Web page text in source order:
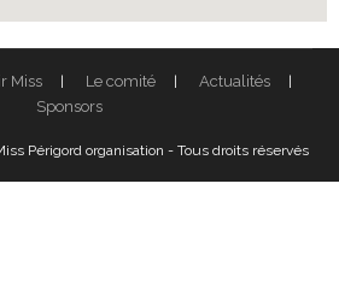
Miss Le comité
Actualités
Sponsors
Périgord organisation - Tous droits réservés